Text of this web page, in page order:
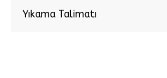
Yıkama Talimatı